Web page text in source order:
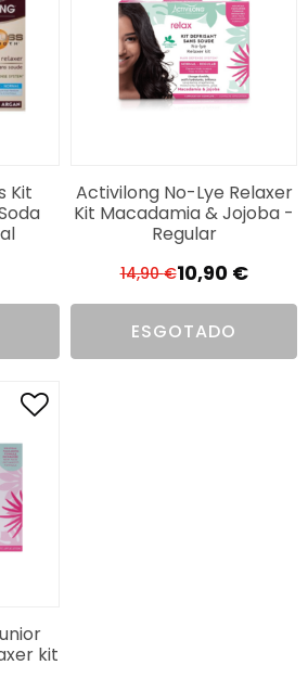
Kit
Activilong No-Lye Relaxer
Kit Macadamia & Jojoba -
Regular
14,90€ O
preço
original
era:
10,90 €
O
preço
atual
é:
ESGOTADO
kit